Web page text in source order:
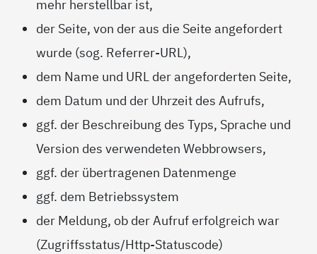
mehr herstellbar ist,
der Seite, von der aus die Seite angefordert
wurde (sog. Referrer-URL),
dem Name und URL der angeforderten Seite,
dem Datum und der Uhrzeit des Aufrufs,
ggf. der Beschreibung des Typs, Sprache und
Version des verwendeten Webbrowsers,
ggf. der übertragenen Datenmenge
ggf. dem Betriebssystem
der Meldung, ob der Aufruf erfolgreich war
(Zugriffsstatus/Http-Statuscode)